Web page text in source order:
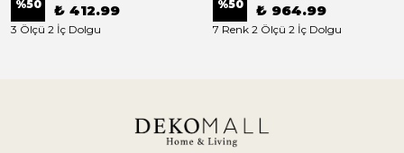
%50 ₺ 412.99
3 Ölçü 2 İç Dolgu
%50 ₺ 964.99
7 Renk 2 Ölçü 2 İç Dolgu